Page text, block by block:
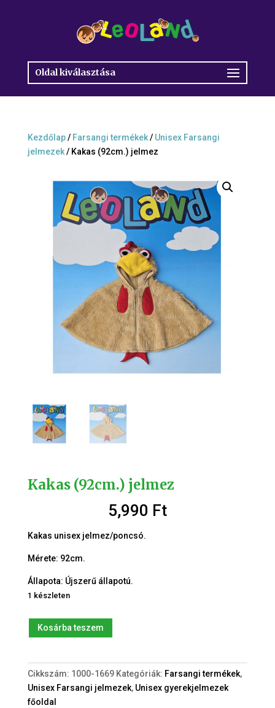
Oldal kiválasztása
Kezdőlap/ Farsangi termékek/ Unisex Farsangi
jelmezek/ Kakas (92cm.) jelmez
Kakas (92cm.) jelmez
5,990 Ft
Kakas unisex jelmez/poncsó.
Mérete: 92cm.
Állapota: Újszerű állapotú.
1 készleten
Kakas
(92cm.)
mennyiség
Kosárba teszem
Cikkszám: 1000-1669 Kategóriák: Farsangi termékek,
Unisex Farsangi jelmezek, Unisex gyerekjelmezek
főoldal